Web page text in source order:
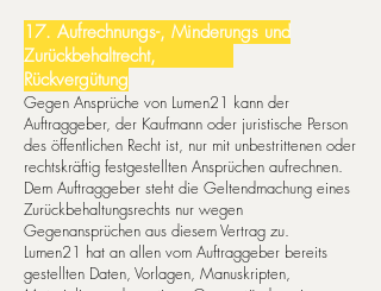
17. Aufrechnungs-, Minderungs und
Zurückbehaltrecht,
Rückvergütung
Gegen Ansprüche von Lumen21 kann der
Auftraggeber, der Kaufmann oder juristische Person
des öffentlichen Recht ist, nur mit unbestrittenen oder
rechtskräftig festgestellten An­sprü­chen aufrechnen.
Dem Auftraggeber steht die Gel­tend­machung eines
Zurückbehaltungsrechts nur wegen
Gegenansprüchen aus diesem Vertrag zu.
Lumen21 hat an allen vom Auftraggeber bereits
gestellten Daten, Vorlagen, Manuskripten,